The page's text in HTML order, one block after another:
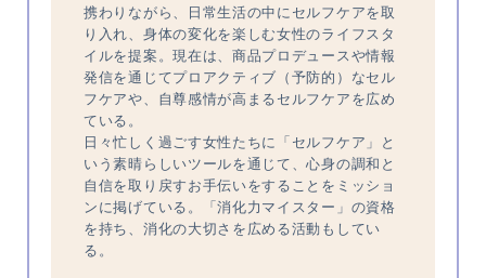
携わりながら、日常生活の中にセルフケアを取
り入れ、身体の変化を楽しむ女性のライフスタ
イルを提案。現在は、商品プロデュースや情報
発信を通じてプロアクティブ（予防的）なセル
フケアや、自尊感情が高まるセルフケアを広め
ている。
日々忙しく過ごす女性たちに「セルフケア」と
いう素晴らしいツールを通じて、心身の調和と
自信を取り戻すお手伝いをすることをミッショ
ンに掲げている。「消化力マイスター」の資格
を持ち、消化の大切さを広める活動もしてい
る。